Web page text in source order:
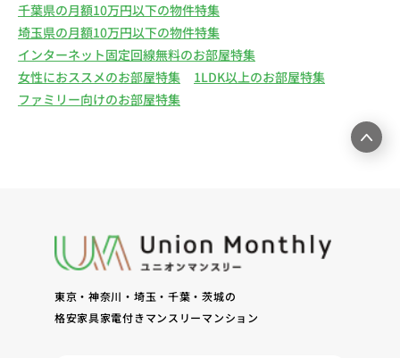
千葉県の月額10万円以下の物件特集
埼玉県の月額10万円以下の物件特集
インターネット固定回線無料のお部屋特集
女性におススメのお部屋特集
1LDK以上のお部屋特集
ファミリー向けのお部屋特集
東京・神奈川・埼玉・千葉・茨城の
格安家具家電付きマンスリーマンション